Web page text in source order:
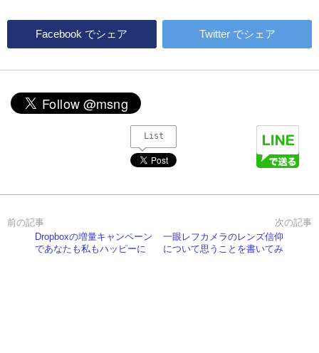
Facebook でシェア Twitterでシェア
List
Dropboxの増量キャンペーン
であなたも私もハッピーに
一眼レフカメラのレンズ信仰
について思うことを書いてみ